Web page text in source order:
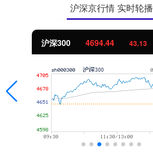
沪深京行情 实时轮播
沪深300 4694.44 43.13